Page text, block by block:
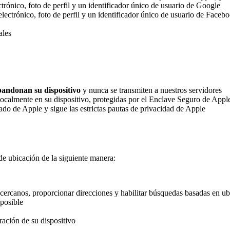
foto de perfil y un identificador único de usuario de Google
foto de perfil y un identificador único de usuario de
su dispositivo y nunca se transmiten a nuestros servidores
en su dispositivo, protegidas por el Enclave Seguro de
de Apple y sigue las estrictas pautas de privacidad de Apple
ubicación de la siguiente manera:
proporcionar direcciones y habilitar búsquedas basadas en
de su dispositivo